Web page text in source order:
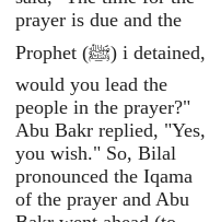
prayer is due and the
Prophet (ﷺ) i detained,
would you lead the
people in the prayer?"
Abu Bakr replied, "Yes,
you wish." So, Bilal
pronounced the Iqama
of the prayer and Abu